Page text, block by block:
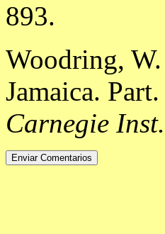
893.
Woodring,
Jamaica.
Carnegie